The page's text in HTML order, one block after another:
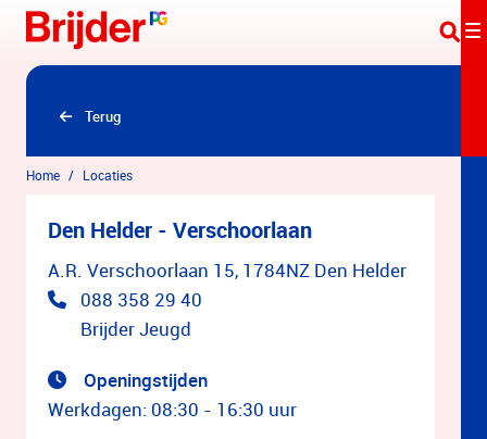
Overslaan en naar hoofdinhoud gaan
Terug
Home Locaties
Den Helder - Verschoorlaan
A.R. Verschoorlaan 15, 1784NZ Den Helder
088 358 29 40
Brijder Jeugd
Openingstijden
Werkdagen: 08:30 - 16:30 uur